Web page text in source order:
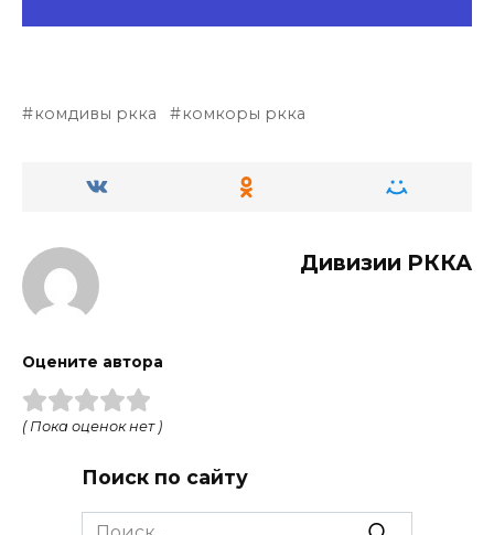
комдивы ркка комкоры ркка
Дивизии РККА
Оцените автора
( Пока оценок нет )
Поиск по сайту
Search